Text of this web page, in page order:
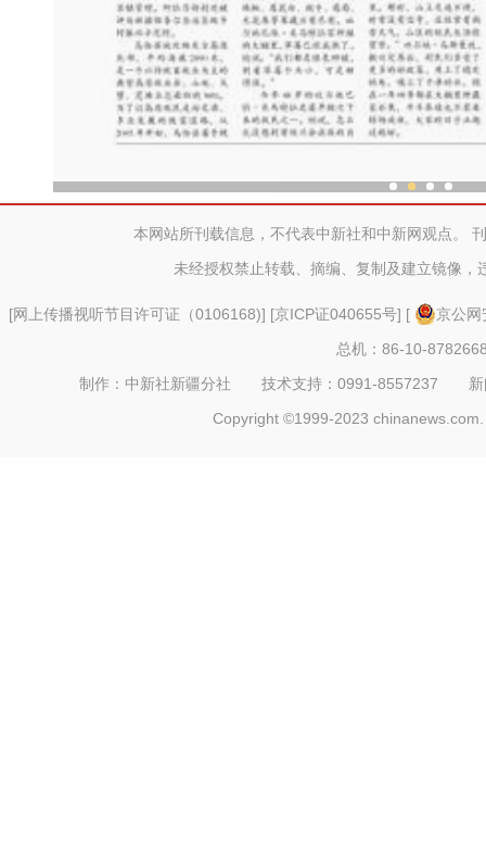
本网站所刊载信息，不代表中新社和中新网观点。
未经授权禁止转载、摘编、复制及建立镜像，
[网上传播视听节目许可证（0106168)] [京ICP证040655号] [
京公
总机：86-10-
制作：中新社新疆分社 技术支持：0991-8557237
Copyright ©1999-2023